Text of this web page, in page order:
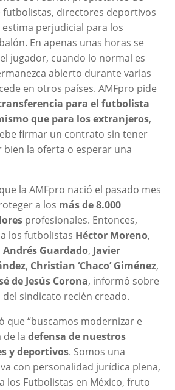
futbolistas, directores deportivos
perjudicial para los
En apenas unas horas se
jugador, cuando lo normal es
abierto durante varias
en otros países. AMFpro pide
para el futbolista
que para los extranjeros,
firmar un contrato sin tener
la oferta o esperar una
la AMFpro nació el pasado mes
a los más de 8.000
profesionales. Entonces,
los futbolistas Héctor Moreno,
Andrés Guardado, Javier
, Christian ‘Chaco’ Giménez,
de Jesús Corona, informó sobre
sindicato recién creado.
que “buscamos modernizar e
de la defensa de nuestros
y deportivos. Somos una
con personalidad jurídica plena,
los Futbolistas en México, fruto